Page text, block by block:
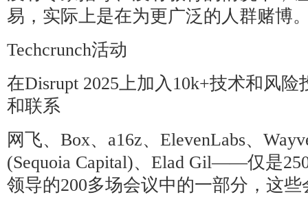
易，实际上是在为更广泛的人群赌博
Techcrunch活动
在Disrupt 2025上加入10k+技术和风
和联系
网飞、Box、a16z、ElevenLabs、
(Sequoia Capital)、Elad Gil——仅是
领导的200多场会议中的一部分，这